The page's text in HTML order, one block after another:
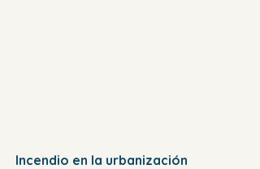
Incendio en la urbanización